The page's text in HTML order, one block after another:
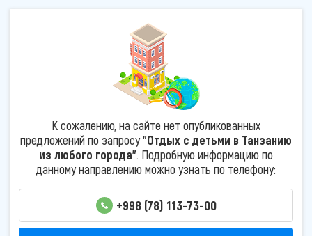
К сожалению, на сайте нет опубликованных
предложений по запросу"Отдых с детьми в Танзанию
из любого города". Подробную информацию по
данному направлению можно узнать по телефону:
+998 (78) 113-73-00